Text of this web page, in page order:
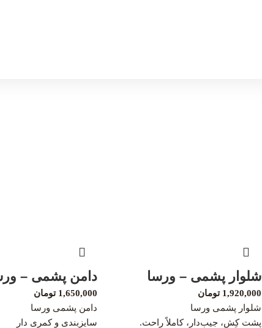
شلوار پشمی – ورسا
1,920,000 تومان
شلوار پشمی ورسا
پشت کِش، جیب‌دار، کاملاً راحت.
دامن پشمی –
1,650,000 تومان
دامن پشمی ورسا
سایزبندی و کمری دار